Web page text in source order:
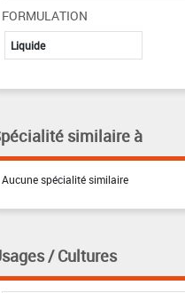
FORMULATION
Liquide
similaire à
Aucune spécialité similaire
/ Cultures